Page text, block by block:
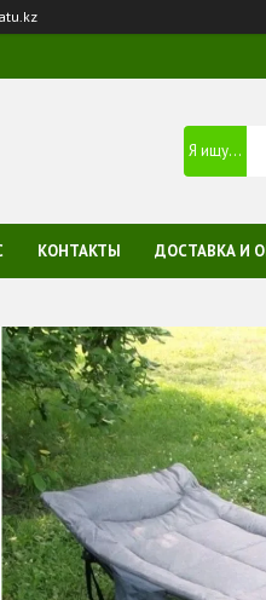
КОНТАКТЫ ДОСТАВКА И